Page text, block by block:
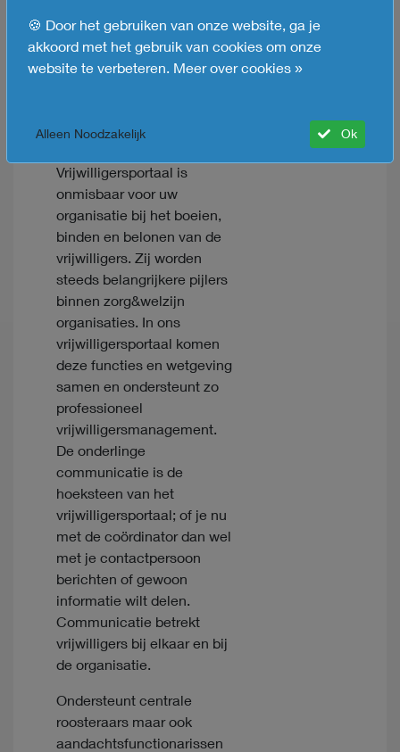
🍪 Door het gebruiken van onze website, ga je
akkoord met het gebruik van cookies om onze
website te verbeteren. Meer over cookies »
Alleen Noodzakelijk Ok
eigen regelingen. Zelf ziek
melden is mogelijk.
Compleet met de
Vrijwilligersportaal is
onmisbaar voor uw
organisatie bij het boeien,
binden en belonen van de
vrijwilligers. Zij worden
steeds belangrijkere pijlers
binnen zorg&welzijn
organisaties. In ons
vrijwilligersportaal komen
deze functies en wetgeving
samen en ondersteunt zo
professioneel
vrijwilligersmanagement.
De onderlinge
communicatie is de
hoeksteen van het
vrijwilligersportaal; of je nu
met de coördinator dan wel
met je contactpersoon
berichten of gewoon
informatie wilt delen.
Communicatie betrekt
vrijwilligers bij elkaar en bij
de organisatie.
Ondersteunt centrale
roosteraars maar ook
aandachtsfunctionarissen